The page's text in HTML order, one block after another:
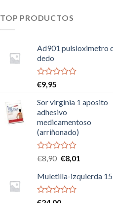
TOP PRODUCTOS
Ad901 pulsioximetro
dedo
Valorado
con
0
de
5
€9,95
Sor virginia 1 aposito
adhesivo
medicamentoso
(arriñonado)
Valorado
con
0
de
5
€8,90 El
original
era:
€8,90.
€8,01
actual
Muletilla-izquierda
Valorado